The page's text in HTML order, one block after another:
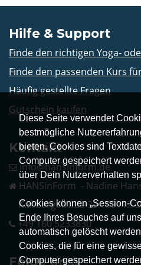
Diese Seite verwendet
bestmögliche
bieten. Cookies sind
Computer gespeichert
über Dein Nutzerverhalten
Cookies können „Session-
Ende Ihres Besuches auf
automatisch gelöscht
Cookies, die für eine
Computer gespeichert
Hilfe & Support
Finde den richtigen Yoga-
Finde den passenden Kurs
Häufig gestellte Fragen
Gutschein kaufen
Kontakt
info@hansinform.de
HANSinForm - Nadine
Kaßbergstraße 32 - 09112
+49 160 5233830
Folge uns!